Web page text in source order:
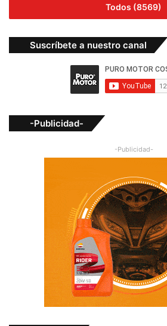
Todos (8569)
Suscríbete a nuestro canal
-Publicidad-
-Publicidad-